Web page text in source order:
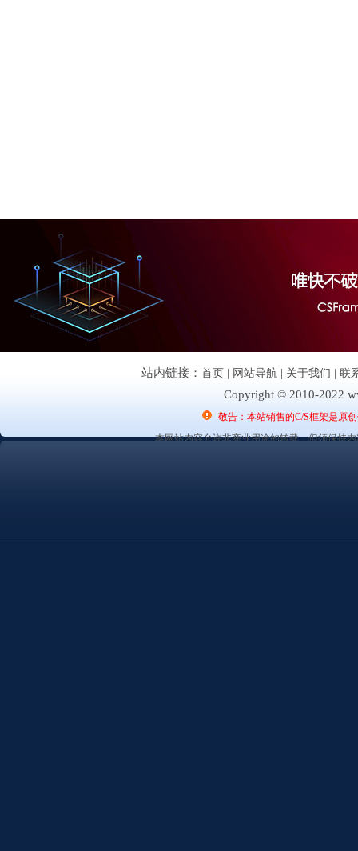
站内链接： 首页 | 网站导航 | 关于我们 | 联
Copyright © 2010-2022
敬告：本站销售的C/S框架是原
本网站内容允许非商业用途的转载，但须保持